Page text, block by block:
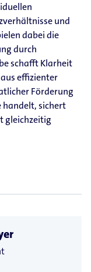
und
dabei die
durch
schafft Klarheit
effizienter
Förderung
handelt, sichert
gleichzeitig